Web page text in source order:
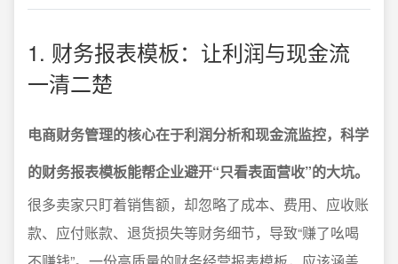
1. 财务报表模板：让利润与现金流
一清二楚
电商财务管理的核心在于利润分析和现金流监控，科学
的财务报表模板能帮企业避开“只看表面营收”的大坑。
很多卖家只盯着销售额，却忽略了成本、费用、应收账
款、应付账款、退货损失等财务细节，导致“赚了吆喝